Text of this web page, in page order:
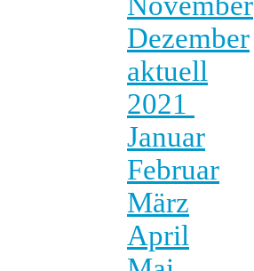
Dezember
aktuell
2021
Januar
Februar
März
April